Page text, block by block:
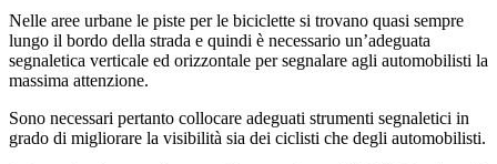
Nelle aree urbane le piste per le biciclette si trovano quasi sempre
lungo il bordo della strada e quindi è necessario un’adeguata
segnaletica verticale ed orizzontale per segnalare agli automobilisti la
massima attenzione.
Sono necessari pertanto collocare adeguati strumenti segnaletici in
grado di migliorare la visibilità sia dei ciclisti che degli automobilisti.